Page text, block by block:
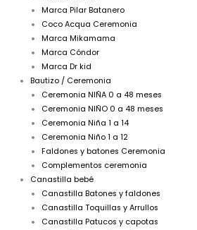
Marca Pilar Batanero
Coco Acqua Ceremonia
Marca Mikamama
Marca Cóndor
Marca Dr kid
Bautizo / Ceremonia
Ceremonia NIÑA 0 a 48 meses
Ceremonia NIÑO 0 a 48 meses
Ceremonia Niña 1 a 14
Ceremonia Niño 1 a 12
Faldones y batones Ceremonia
Complementos ceremonia
Canastilla bebé
Canastilla Batones y faldones
Canastilla Toquillas y Arrullos
Canastilla Patucos y capotas